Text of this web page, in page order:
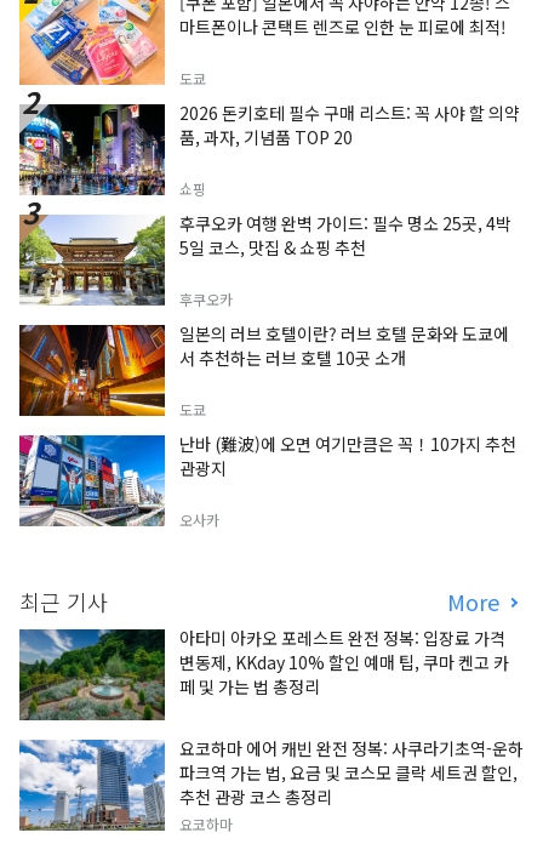
마트폰이나 콘택트 렌즈로 인한 눈 피로에 최적!
도쿄
2026 돈키호테 필수 구매 리스트: 꼭 사야 할 의약
품, 과자, 기념품 TOP 20
쇼핑
후쿠오카 여행 완벽 가이드: 필수 명소 25곳, 4박
5일 코스, 맛집 & 쇼핑 추천
후쿠오카
일본의 러브 호텔이란? 러브 호텔 문화와 도쿄에
서 추천하는 러브 호텔 10곳 소개
도쿄
난바 (難波)에 오면 여기만큼은 꼭！10가지 추천
관광지
오사카
최근 기사 More
아타미 아카오 포레스트 완전 정복: 입장료 가격
변동제, KKday 10% 할인 예매 팁, 쿠마 켄고 카
페 및 가는 법 총정리
요코하마 에어 캐빈 완전 정복: 사쿠라기초역-운하
파크역 가는 법, 요금 및 코스모 클락 세트권 할인,
추천 관광 코스 총정리
요코하마